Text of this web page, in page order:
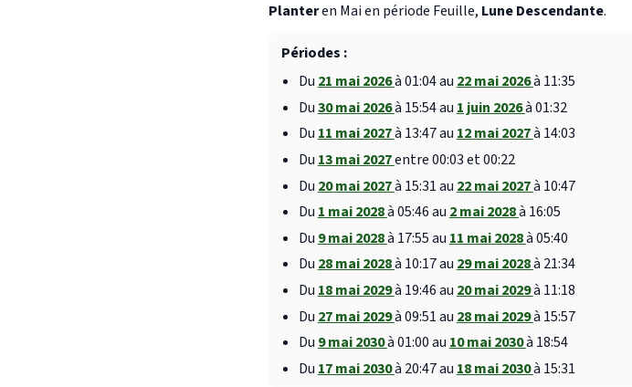
Planteren Mai en période Feuille, Lune Descendante.
Périodes :
Du 21 mai 2026à 01:04 au 22 mai 2026à 11:35
Du30 mai 2026à 15:54 au 1 juin 2026à 01:32
Du 11 mai 2027à 13:47 au 12 mai 2027à 14:03
Du 13 mai 2027entre 00:03 et 00:22
Du 20 mai 2027à 15:31 au 22 mai 2027à 10:47
Du 1 mai 2028à 05:46 au 2 mai 2028à 16:05
Du 9 mai 2028à 17:55 au 11 mai 2028à 05:40
Du 28 mai 2028à 10:17 au 29 mai 2028à 21:34
Du 18 mai 2029à 19:46 au 20 mai 2029à 11:18
Du 27 mai 2029à 09:51 au 28 mai 2029à 15:57
Du 9 mai 2030à 01:00 au 10 mai 2030à 18:54
Du 17 mai 2030à 20:47 au 18 mai 2030à 15:31